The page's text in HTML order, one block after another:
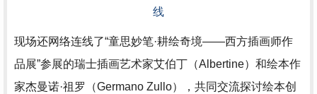
线
现场还网络连线了“童思妙笔·耕绘奇境——西方插画师作
品展”参展的瑞士插画艺术家艾伯丁（Albertine）和绘本作
家杰曼诺·祖罗（Germano Zullo），共同交流探讨绘本创